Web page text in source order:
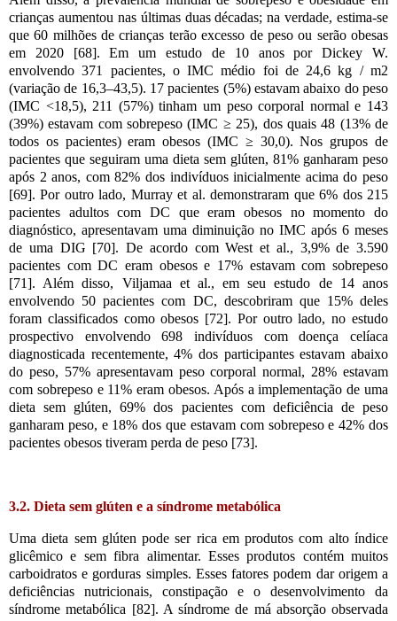
crianças aumentou nas últimas duas décadas; na verdade, estima-se
que 60 milhões de crianças terão excesso de peso ou serão obesas
em 2020 [68]. Em um estudo de 10 anos por Dickey W.
envolvendo 371 pacientes, o IMC médio foi de 24,6 kg / m2
(variação de 16,3–43,5). 17 pacientes (5%) estavam abaixo do peso
(IMC <18,5), 211 (57%) tinham um peso corporal normal e 143
(39%) estavam com sobrepeso (IMC ≥ 25), dos quais 48 (13% de
todos os pacientes) eram obesos (IMC ≥ 30,0). Nos grupos de
pacientes que seguiram uma dieta sem glúten, 81% ganharam peso
após 2 anos, com 82% dos indivíduos inicialmente acima do peso
[69]. Por outro lado, Murray et al. demonstraram que 6% dos 215
pacientes adultos com DC que eram obesos no momento do
diagnóstico, apresentavam uma diminuição no IMC após 6 meses
de uma DIG [70]. De acordo com West et al., 3,9% de 3.590
pacientes com DC eram obesos e 17% estavam com sobrepeso
[71]. Além disso, Viljamaa et al., em seu estudo de 14 anos
envolvendo 50 pacientes com DC, descobriram que 15% deles
foram classificados como obesos [72]. Por outro lado, no estudo
prospectivo envolvendo 698 indivíduos com doença celíaca
diagnosticada recentemente, 4% dos participantes estavam abaixo
do peso, 57% apresentavam peso corporal normal, 28% estavam
com sobrepeso e 11% eram obesos. Após a implementação de uma
dieta sem glúten, 69% dos pacientes com deficiência de peso
ganharam peso, e 18% dos que estavam com sobrepeso e 42% dos
pacientes obesos tiveram perda de peso [73].
3.2. Dieta sem glúten e a síndrome metabólica
Uma dieta sem glúten pode ser rica em produtos com alto índice
glicêmico e sem fibra alimentar. Esses produtos contém muitos
carboidratos e gorduras simples. Esses fatores podem dar origem a
deficiências nutricionais, constipação e o desenvolvimento da
síndrome metabólica [82]. A síndrome de má absorção observada